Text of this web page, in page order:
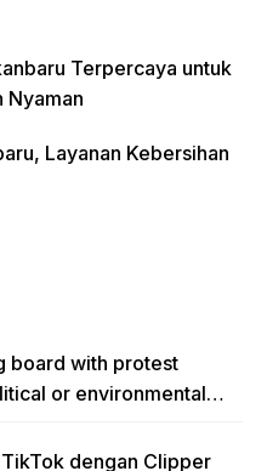
Terpercaya untuk
Nyaman
Layanan Kebersihan
board with protest
or environmental
dengan Clipper